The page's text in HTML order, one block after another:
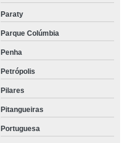
Paraty
Parque Colúmbia
Penha
Petrópolis
Pilares
Pitangueiras
Portuguesa